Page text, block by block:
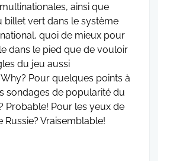
ainsi que
billet vert dans le système
quoi de mieux pour
dans le pied que de vouloir
du jeu aussi
Pour quelques points à
sondages de popularité du
Probable! Pour les yeux de
Russie? Vraisemblable!